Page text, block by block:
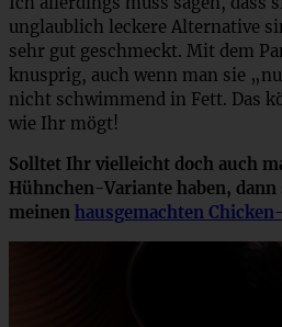
unglaublich leckere Alternative
sehr gut geschmeckt. Mit dem
knusprig, auch wenn man sie
nicht schwimmend in Fett. Das
wie Ihr mögt!
Solltet Ihr vielleicht doch auch
Hühnchen-Variante haben,
meinen hausgemachten